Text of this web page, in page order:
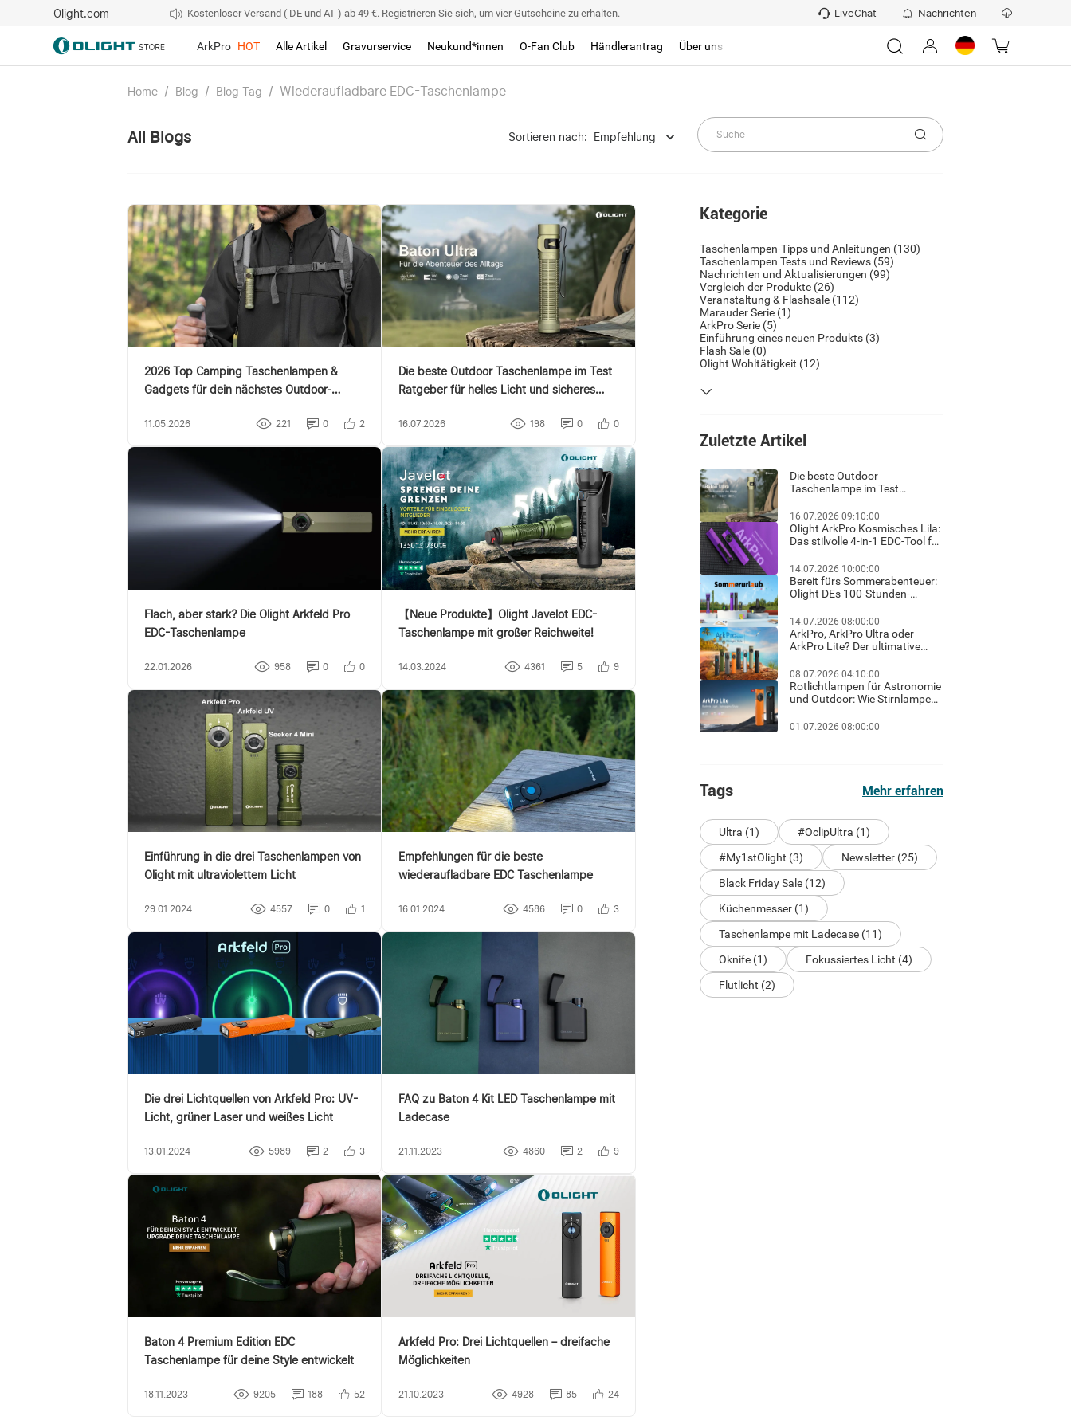
Olight.com Kostenloser Versand ( DE und AT ) ab 49 €. Registrieren Sie sich, um vier Gutscheine zu erhalten. LiveChat Nachrichten
ArkPro HOT Alle Artikel Gravurservice Neukund*innen O-Fan Club Händlerantrag Über uns
Home / Blog / Blog Tag / Wiederaufladbare EDC-Taschenlampe
All Blogs Sortieren nach: Empfehlung
2026 Top Camping Taschenlampen &
Gadgets für dein nächstes Outdoor-
11.05.2026 221 0 2
Die beste Outdoor Taschenlampe im Test
Ratgeber für helles Licht und sicheres
16.07.2026 198 0 0
Flach, aber stark? Die Olight Arkfeld Pro
EDC-Taschenlampe
22.01.2026 958 0 0
【Neue Produkte】Olight Javelot EDC-
Taschenlampe mit großer Reichweite!
14.03.2024 4361 5 9
Einführung in die drei Taschenlampen von
Olight mit ultraviolettem Licht
29.01.2024 4557 0 1
Empfehlungen für die beste
wiederaufladbare EDC Taschenlampe
16.01.2024 4586 0 3
Die drei Lichtquellen von Arkfeld Pro: UV-
Licht, grüner Laser und weißes Licht
13.01.2024 5989 2 3
FAQ zu Baton 4 Kit LED Taschenlampe mit
Ladecase
21.11.2023 4860 2 9
Baton 4 Premium Edition EDC
Taschenlampe für deine Style entwickelt
18.11.2023 9205 188 52
Arkfeld Pro: Drei Lichtquellen – dreifache
Möglichkeiten
21.10.2023 4928 85 24
Kategorie
Taschenlampen-Tipps und Anleitungen (130)
Taschenlampen Tests und Reviews (59)
Nachrichten und Aktualisierungen (99)
Vergleich der Produkte (26)
Veranstaltung & Flashsale (112)
Marauder Serie (1)
ArkPro Serie (5)
Einführung eines neuen Produkts (3)
Flash Sale (0)
Olight Wohltätigkeit (12)
Zuletzte Artikel
Die beste Outdoor
Taschenlampe im Test
sicheres Wandern im Dunkeln
16.07.2026 09:10:00
Olight ArkPro Kosmisches Lila:
Das stilvolle 4-in-1 EDC-Tool für
14.07.2026 10:00:00
Bereit fürs Sommerabenteuer:
Olight DEs 100-Stunden-
exklusiver Gratis-Geschenk-
Guide!
14.07.2026 08:00:00
ArkPro, ArkPro Ultra oder
ArkPro Lite? Der ultimative
& Heimwerker
08.07.2026 04:10:00
Rotlichtlampen für Astronomie
und Outdoor: Wie Stirnlampen
Rotlicht die Dunkeladaptation
01.07.2026 08:00:00
Tags Mehr erfahren
Ultra (1)
#OclipUltra (1)
#My1stOlight (3)
Newsletter (25)
Black Friday Sale (12)
Küchenmesser (1)
Taschenlampe mit Ladecase (11)
Oknife (1)
Fokussiertes Licht (4)
Flutlicht (2)